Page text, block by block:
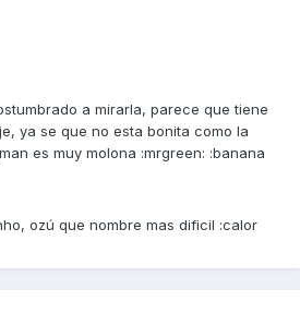
a mirarla, parece que tiene
ya se que no esta bonita como la
es muy molona :mrgreen: :banana
ozú que nombre mas dificil :calor